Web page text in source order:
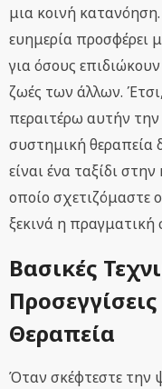
μια κοινή
ευημερία προσφέρει
για όσους
ζωές των άλλων.
περαιτέρω αυτήν
συστημική θεραπεία
είναι ένα ταξίδι
οποίο σχετιζόμαστε
ξεκινά η πραγματική
Βασικές
Θεραπεία
Όταν σκέφτεστε την